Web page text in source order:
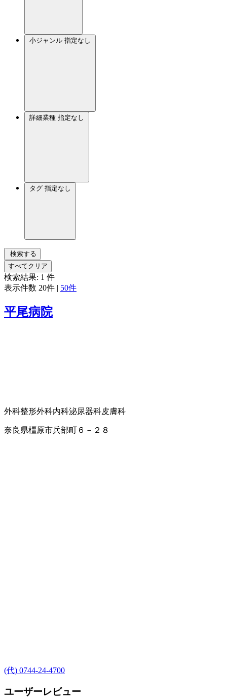
小ジャンル 指定なし
詳細業種 指定なし
タグ 指定なし
検索する
すべてクリア
検索結果: 1 件
表示件数 20件 | 50件
平尾病院
外科整形外科内科泌尿器科皮膚科
奈良県橿原市兵部町６－２８
(代) 0744-24-4700
ユーザーレビュー